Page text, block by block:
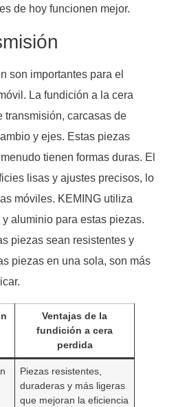
de hoy funcionen mejor.
son importantes para el
La fundición a la cera
transmisión, carcasas de
y ejes. Estas piezas
tienen formas duras. El
lisas y ajustes precisos, lo
móviles. KEMING utiliza
aluminio para estas piezas.
piezas sean resistentes y
piezas en una sola, son más
Ventajas de la
fundición a cera
perdida
Piezas resistentes,
duraderas y más ligeras
que mejoran la eficiencia